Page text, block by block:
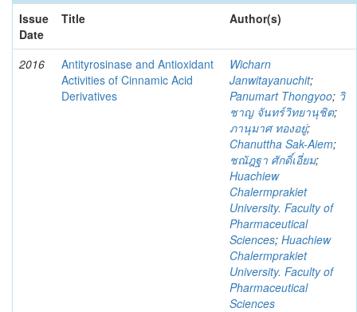
Issue
Date
Title Author(s)
2016
Antityrosinase and Antioxidant
Activities of Cinnamic Acid
Derivatives
Wicharn
Janwitayanuchit;
Panumart Thongyoo; วิ
ชาญ จันทร์วิทยานุชิต;
ภานุมาศ ทองอยู่;
Chanuttha Sak-Aiem;
ชณัฎฐา ศักดิ์เอี่ยม;
Huachiew
Chalermprakiet
University. Faculty of
Pharmaceutical
Sciences; Huachiew
Chalermprakiet
University. Faculty of
Pharmaceutical
Sciences